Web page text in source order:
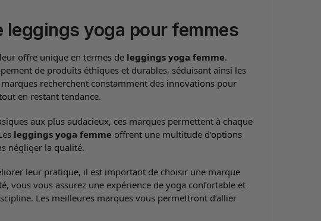
leggings yoga pour femmes
offre unique en termes de leggings yoga femme.
de produits éthiques et durables, séduisant ainsi les
recherchent constamment des innovations pour
en restant tendance.
aux plus audacieux, ces marques permettent à chaque
leggings yoga femme offrent une multitude d’options
négliger la qualité.
leur pratique, il est important de choisir une marque
vous vous assurez une expérience de yoga confortable et
Les meilleures marques vous permettront d’allier